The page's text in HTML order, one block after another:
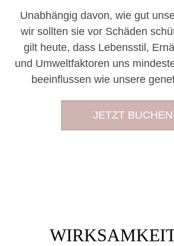
Unabhängig davon, wie gut
wir sollten sie vor Schäden
gilt heute, dass Lebensstil,
und Umweltfaktoren uns
beeinflussen wie unsere
JETZT BUCHEN